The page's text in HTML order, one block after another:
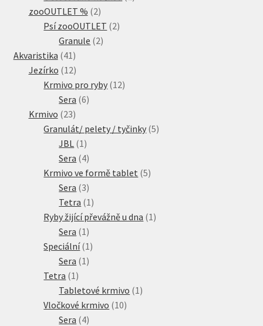
zooOUTLET % 22
produkty
Psí zooOUTLET 22
Granule 22
Akvaristika 41 41
produktů
Jezírko 1212
produktů
Krmivo pro ryby 1212
Sera 66
Krmivo 2323
produktů
Granulát/ pelety / tyčinky 55
JBL 1 1
produkt
Sera 44
produkty
Krmivo ve formě tablet 55
Sera 33
produkty
Tetra 1 1
produkt
Ryby žijící převážně u dna 1 1
Sera 1 1
produkt
Speciální 1 1
Sera 1 1
Tetra 1 1
produkt
Tabletové krmivo 1 1
Vločkové krmivo 1010
Sera 44